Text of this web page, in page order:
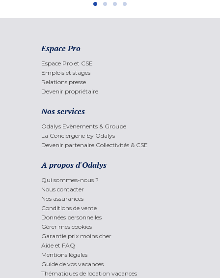
Espace Pro
Espace Pro et CSE
Emplois et stages
Relations presse
Devenir propriétaire
Nos services
Odalys Evènements & Groupe
La Conciergerie by Odalys
Devenir partenaire Collectivités & CSE
A propos d'Odalys
Qui sommes-nous ?
Nous contacter
Nos assurances
Conditions de vente
Données personnelles
Gérer mes cookies
Garantie prix moins cher
Aide et FAQ
Mentions légales
Guide de vos vacances
Thématiques de location vacances